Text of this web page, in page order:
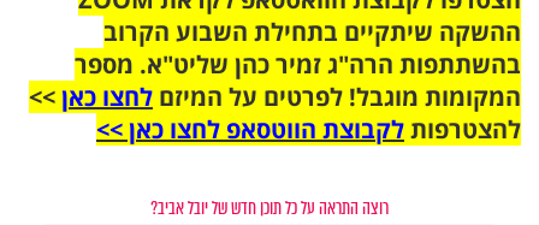
ההשקה שיתקיים בתחילת השבוע הקרוב
בהשתתפות הרה"ג זמיר כהן שליט"א. מספר
המקומות מוגבל! לפרטים על המיזם לחצו כאן>>
להצטרפותלקבוצת הווטסאפ לחצו כאן >>
רוצה התראה על כל תוכן חדש של יובל אביב?